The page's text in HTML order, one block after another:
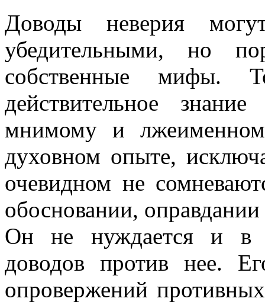
Доводы неверия
убедительными, но
собственные мифы.
действительное
мнимому и
духовном опыте,
очевидном не
обосновании, оправдании
Он не нуждается и в
доводов против нее.
опровержений